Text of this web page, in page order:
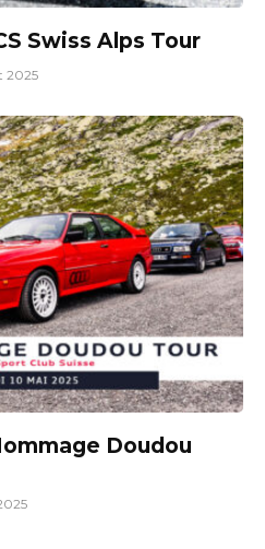
Swiss Alps Tour
2025
Doudou